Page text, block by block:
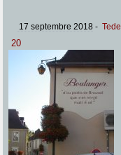
17 septembre 2018 -
20